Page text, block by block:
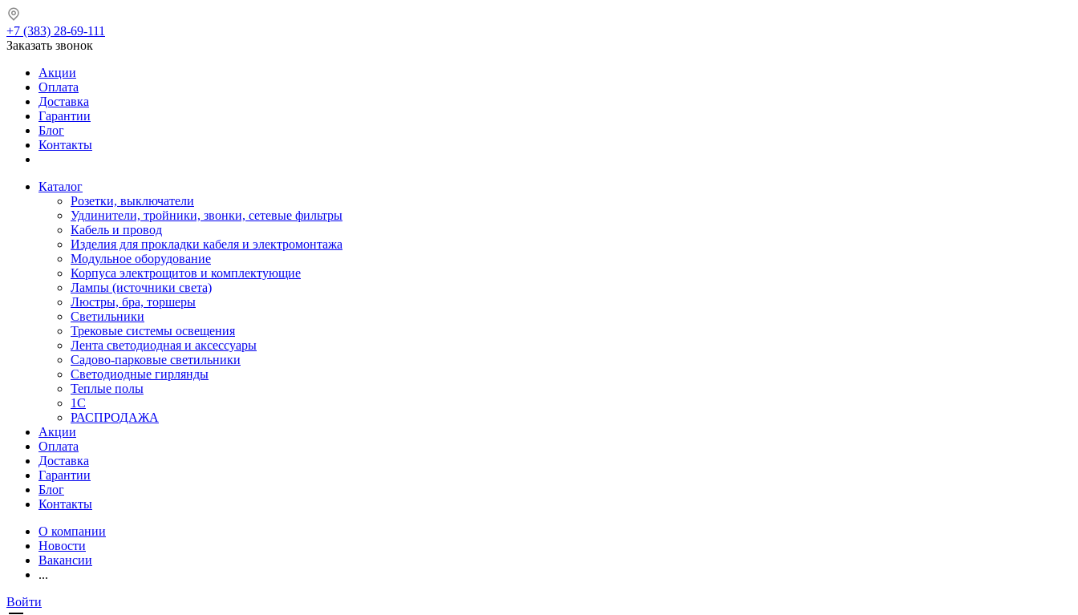
+7 (383) 28-69-111
Заказать звонок
Акции
Оплата
Доставка
Гарантии
Блог
Контакты
Каталог
Розетки, выключатели
Удлинители, тройники, звонки, сетевые фильтры
Кабель и провод
Изделия для прокладки кабеля и электромонтажа
Модульное оборудование
Корпуса электрощитов и комплектующие
Лампы (источники света)
Люстры, бра, торшеры
Светильники
Трековые системы освещения
Лента светодиодная и аксессуары
Садово-парковые светильники
Светодиодные гирлянды
Теплые полы
1С
РАСПРОДАЖА
Акции
Оплата
Доставка
Гарантии
Блог
Контакты
О компании
Новости
Вакансии
...
Войти